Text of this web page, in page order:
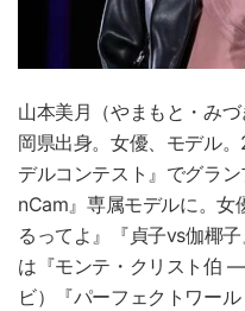
山本美月 （やまもと・み
岡県出身。女優、モデル
デルコンテスト』でグラ
nCam』専属モデルに。女
るってよ』『貞子vs伽椰
は『モンテ・クリスト伯
ビ）『パーフェクトワー